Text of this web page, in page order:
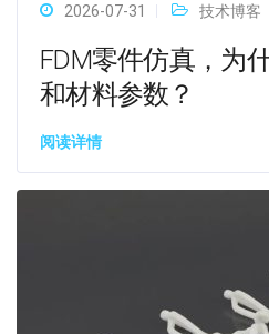
2026-07-31 技术博客
FDM零件仿真，为
和材料参数？
阅读详情